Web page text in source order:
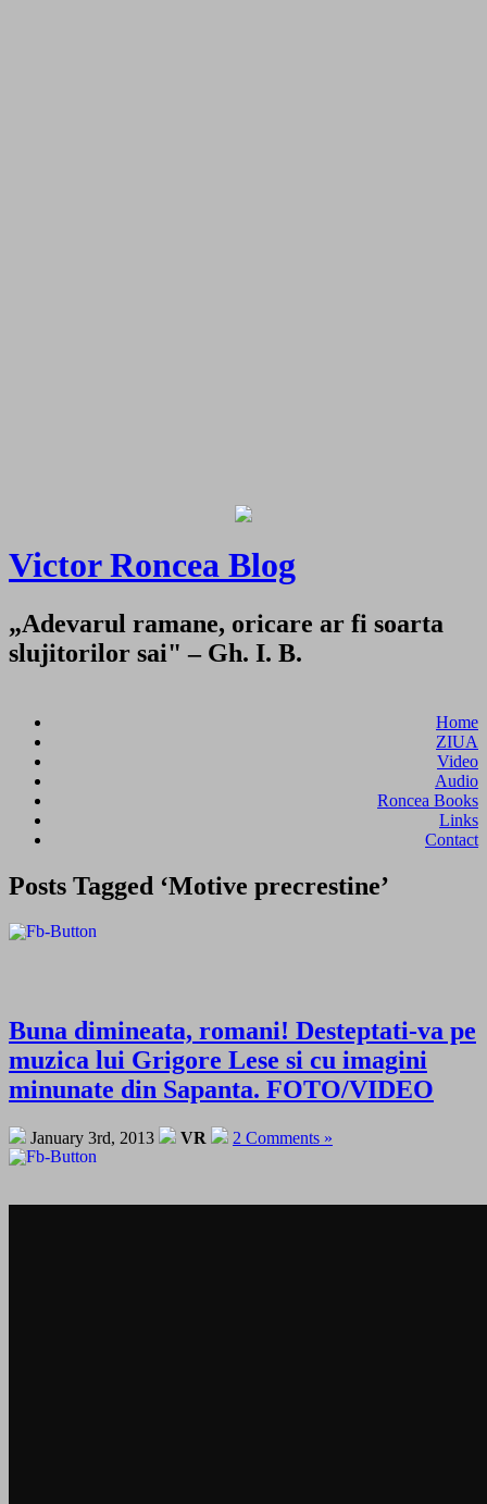
Victor Roncea Blog
„Adevarul ramane, oricare ar fi soarta
slujitorilor sai" – Gh. I. B.
Home
ZIUA
Video
Audio
Roncea Books
Links
Contact
Posts Tagged ‘Motive precrestine’
Buna dimineata, romani! Desteptati-va pe
muzica lui Grigore Lese si cu imagini
minunate din Sapanta. FOTO/VIDEO
January 3rd, 2013 VR 2 Comments »